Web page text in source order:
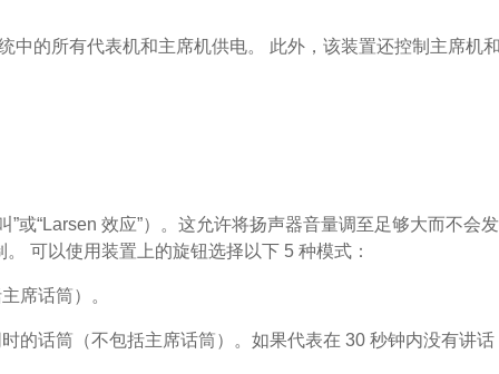
的所有代表机和主席机供电。 此外，该装置还控制主席机
或“Larsen 效应”）。这允许将扬声器音量调至足够大而不会
可以使用装置上的旋钮选择以下 5 种模式：
席话筒）。
的话筒（不包括主席话筒）。如果代表在 30 秒钟内没有讲话